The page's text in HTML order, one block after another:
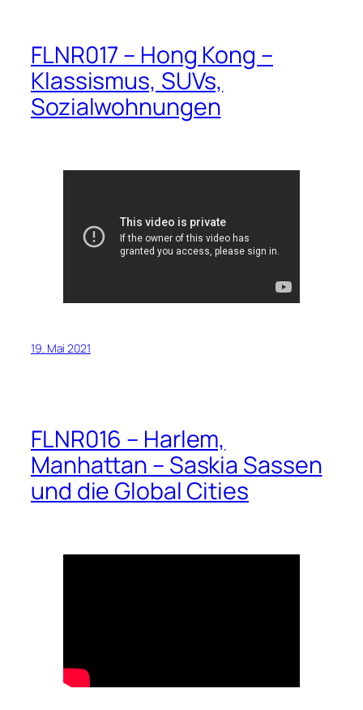
FLNR017 – Hong Kong –
Klassismus, SUVs,
Sozialwohnungen
19. Mai 2021
FLNR016 – Harlem,
Manhattan – Saskia Sassen
und die Global Cities